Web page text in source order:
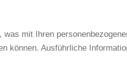
mit Ihren
können. Ausführliche